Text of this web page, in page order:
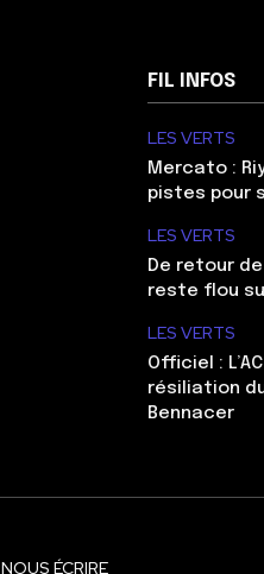
FIL INFOS
LES VERTS
Mercato :
pistes pour
LES VERTS
De retour
reste flou
LES VERTS
Officiel :
résiliation
Bennacer
NOUS ÉCRIRE